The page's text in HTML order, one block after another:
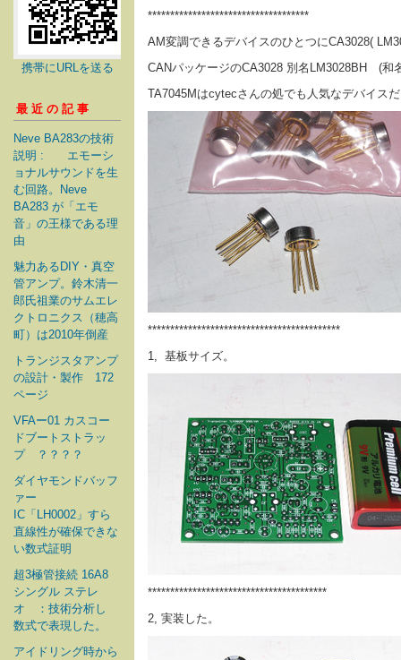
携帯にURLを送る
最近の記事
Neve BA283の技術
説明 : エモーシ
ョナルサウンドを生
む回路。Neve
BA283 が「エモ
音」の王様である理
由
魅力あるDIY・真空
管アンプ。鈴木清一
郎氏祖業のサムエレ
クトロニクス（穂高
町）は2010年倒産
トランジスタアンプ
の設計・製作 172
ページ
VFAー01 カスコー
ドブートストラッ
プ ？？？？
ダイヤモンドバッフ
ァー
IC「LH0002」すら
直線性が確保できな
い数式証明
超3極管接続 16A8
シングル ステレ
オ ：技術分析し
数式で表現した。
アイドリング時から
************************************
AM変調できるデバイスのひとつにCA3028(
CANパッケージのCA3028 別名LM3028BH (
TA7045Mはcytecさんの処でも人気なデバイス
*******************************************
1, 基板サイズ。
****************************************
2, 実装した。